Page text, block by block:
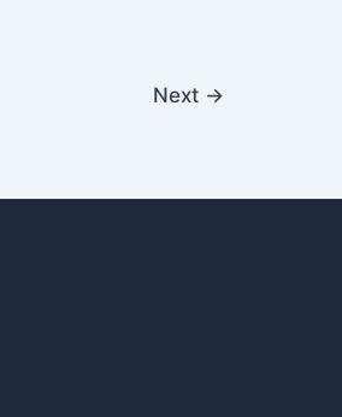
Next →